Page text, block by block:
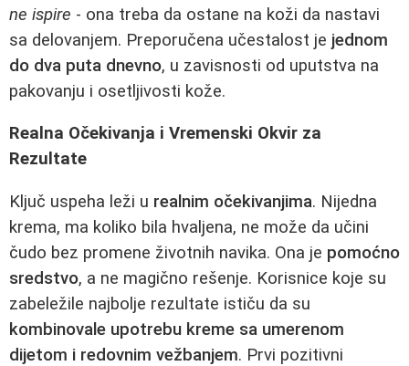
ne ispire - ona treba da ostane na koži da nastavi
sa delovanjem. Preporučena učestalost je jednom
do dva puta dnevno, u zavisnosti od uputstva na
pakovanju i osetljivosti kože.
Realna Očekivanja i Vremenski Okvir za
Rezultate
Ključ uspeha leži u realnim očekivanjima. Nijedna
krema, ma koliko bila hvaljena, ne može da učini
čudo bez promene životnih navika. Ona je pomoćno
sredstvo, a ne magično rešenje. Korisnice koje su
zabeležile najbolje rezultate ističu da su
kombinovale upotrebu kreme sa umerenom
dijetom i redovnim vežbanjem. Prvi pozitivni